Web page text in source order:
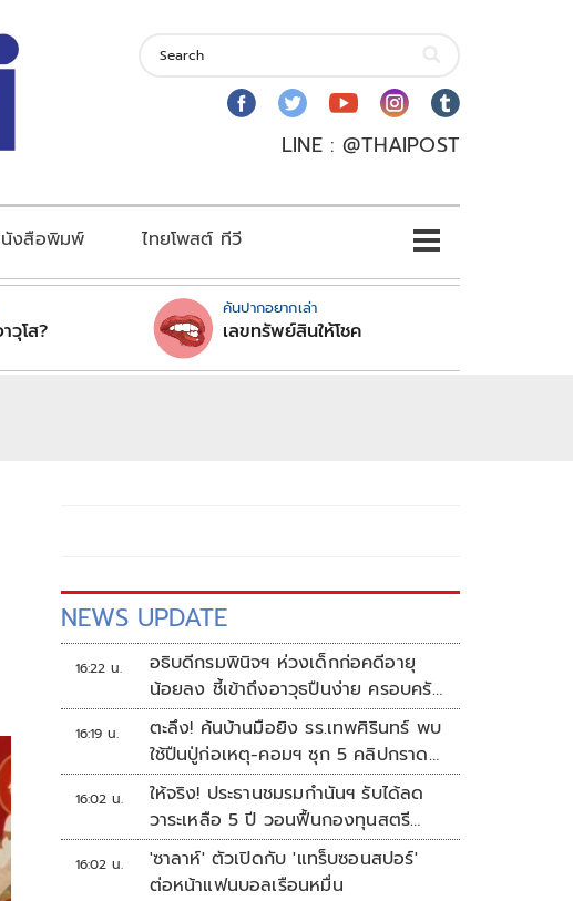
LINE : @THAIPOST
งสือพิมพ์ ไทยโพสต์ ทีวี
วุโส?
คันปากอยากเล่า
เลขทรัพย์สินให้โชค
NEWS UPDATE
16:22 น.
อธิบดีกรมพินิจฯ ห่วงเด็กก่อคดีอายุ
น้อยลง ชี้เข้าถึงอาวุธปืนง่าย ครอบครัว
แตกแยกเป็นชนวนสำคัญ
16:19 น.
ตะลึง! ค้นบ้านมือยิง รร.เทพศิรินทร์ พบ
ใช้ปืนปู่ก่อเหตุ-คอมฯ ซุก 5 คลิปกราด
ยิง
16:02 น.
ให้จริง! ประธานชมรมกำนันฯ รับได้ลด
วาระเหลือ 5 ปี วอนฟื้นกองทุนสตรี
อำเภอละล้าน
16:02 น.
'ซาลาห์' ตัวเปิดกับ 'แทร็บซอนสปอร์'
ต่อหน้าแฟนบอลเรือนหมื่น